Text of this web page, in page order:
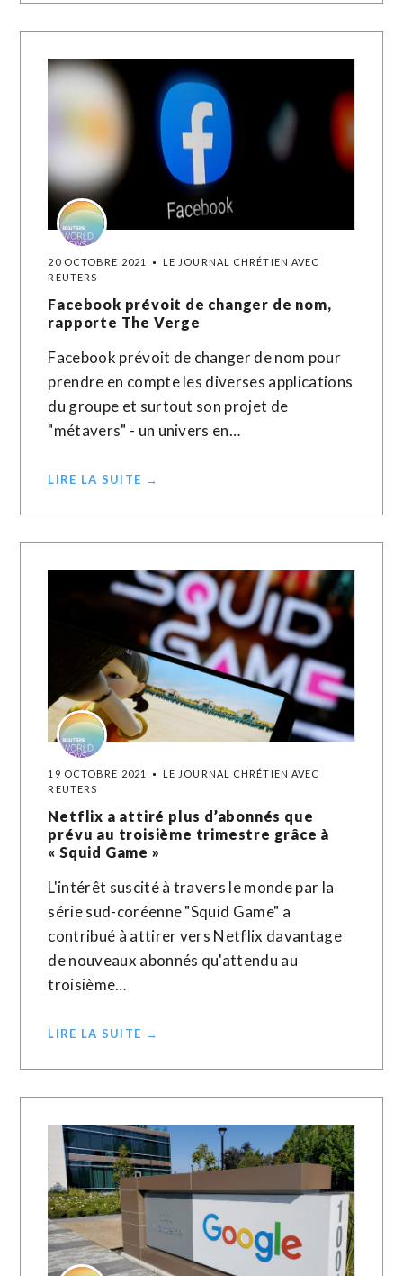
20 OCTOBRE 2021
LE JOURNAL CHRÉTIEN AVEC
REUTERS
Facebook prévoit de changer de nom,
rapporte The Verge
Facebook prévoit de changer de nom pour
prendre en compte les diverses applications
du groupe et surtout son projet de
"métavers" - un univers en…
LIRE LA SUITE →
19 OCTOBRE 2021
LE JOURNAL CHRÉTIEN AVEC
REUTERS
Netflix a attiré plus d’abonnés que
prévu au troisième trimestre grâce à
« Squid Game »
L'intérêt suscité à travers le monde par la
série sud-coréenne "Squid Game" a
contribué à attirer vers Netflix davantage
de nouveaux abonnés qu'attendu au
troisième…
LIRE LA SUITE →